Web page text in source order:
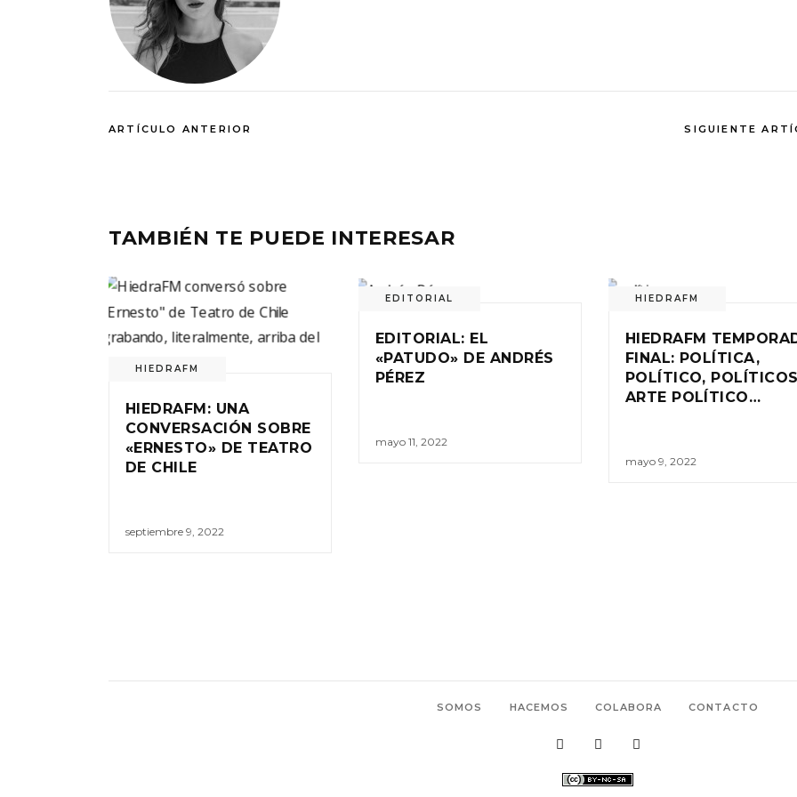
ARTÍCULO ANTERIOR SIGUIENTE
TAMBIÉN TE PUEDE INTERESAR
HIEDRAFM
HIEDRAFM: UNA
CONVERSACIÓN SOBRE
«ERNESTO» DE TEATRO
DE CHILE
septiembre 9, 2022
EDITORIAL
EDITORIAL: EL
«PATUDO» DE ANDRÉS
PÉREZ
mayo 11, 2022
HIEDRAFM
HIEDRAFM
FINAL: POLÍTICA,
POLÍTICO,
ARTE POLÍTICO…
mayo 9, 2022
SOMOS HACEMOS COLABORA CONTACTO